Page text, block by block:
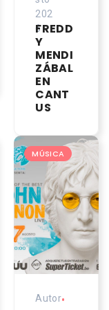
202
6
FREDD
Y
MENDI
ZÁBAL
EN
CANT
US
MÚSICA
Autor•